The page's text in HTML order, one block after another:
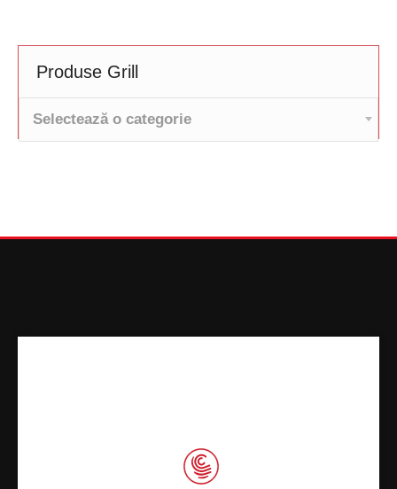
Produse Grill
Selectează o categorie